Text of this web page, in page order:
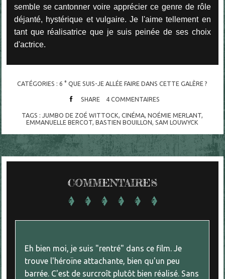
semble se cantonner voire apprécier ce genre de rôle
déjanté, hystérique et vulgaire. Je l'aime tellement en
tant que réalisatrice que je suis peinée de ses choix
d'actrice.
CATÉGORIES :6 ° QUE SUIS-JE ALLÉE FAIRE DANS CETTE GALÈRE ?
SHARE 4 COMMENTAIRES
TAGS :JUMBO DE ZOÉ WITTOCK,CINÉMA,NOÉMIE MERLANT,
EMMANUELLE BERCOT,BASTIEN BOUILLON,SAM LOUWYCK
COMMENTAIRES
Eh bien moi, je suis "rentré" dans ce film. Je
trouve l'héroïne attachante, bien qu'un peu
barrée. C'est de surcroît plutôt bien réalisé. Sans